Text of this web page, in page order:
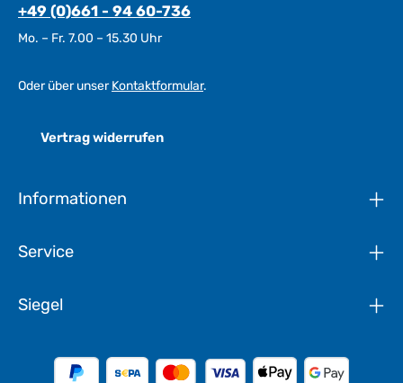
+49 (0)661 - 94 60-736
Mo. – Fr. 7.00 – 15.30 Uhr
Oder über unserKontaktformular.
Vertrag widerrufen
Informationen
Service
Siegel